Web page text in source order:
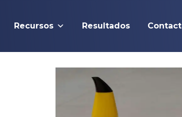
Recursos Resultados